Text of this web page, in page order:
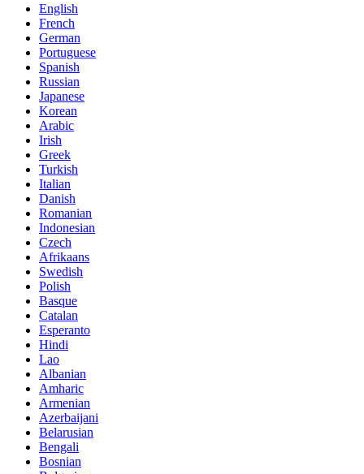
English
French
German
Portuguese
Spanish
Russian
Japanese
Korean
Arabic
Irish
Greek
Turkish
Italian
Danish
Romanian
Indonesian
Czech
Afrikaans
Swedish
Polish
Basque
Catalan
Esperanto
Hindi
Lao
Albanian
Amharic
Armenian
Azerbaijani
Belarusian
Bengali
Bosnian